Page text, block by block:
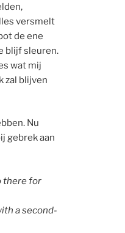
versmelt
de ene
blijf sleuren.
wat mij
zal blijven
Nu
gebrek aan
there for
a second-